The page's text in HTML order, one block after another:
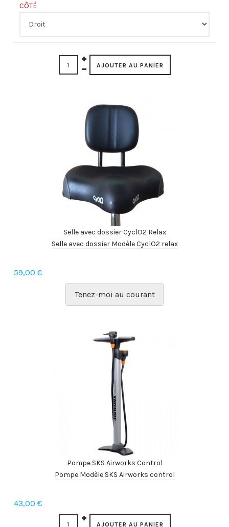
CÔTÉ
Selle avec dossier CyclO2 Relax
Selle avec dossier Modèle CyclO2 relax
59,00 €
Tenez-moi au courant
Pompe SKS Airworks Control
Pompe Modèle SKS Airworks control
43,00 €